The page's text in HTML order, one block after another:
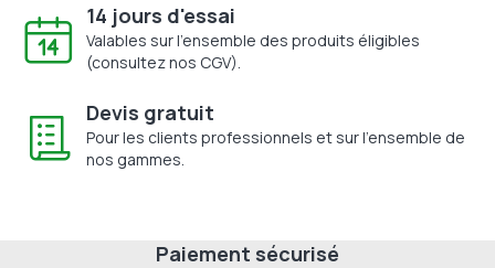
14 jours d'essai
Valables sur l'ensemble des produits éligibles
(consultez nos CGV).
Devis gratuit
Pour les clients professionnels et sur l'ensemble de
nos gammes.
Paiement sécurisé